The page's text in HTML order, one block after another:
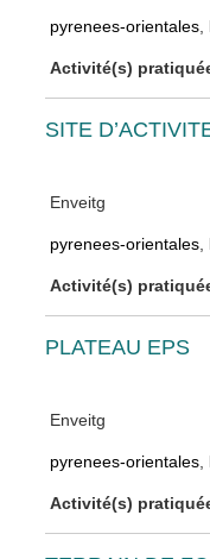
pyrenees-orientales,
Activité(s)
SITE
Enveitg
pyrenees-orientales,
Activité(s)
PLATEAU EPS
Enveitg
pyrenees-orientales,
Activité(s)